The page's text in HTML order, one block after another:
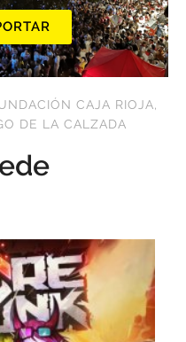
CAJA RIOJA,
DE LA CALZADA